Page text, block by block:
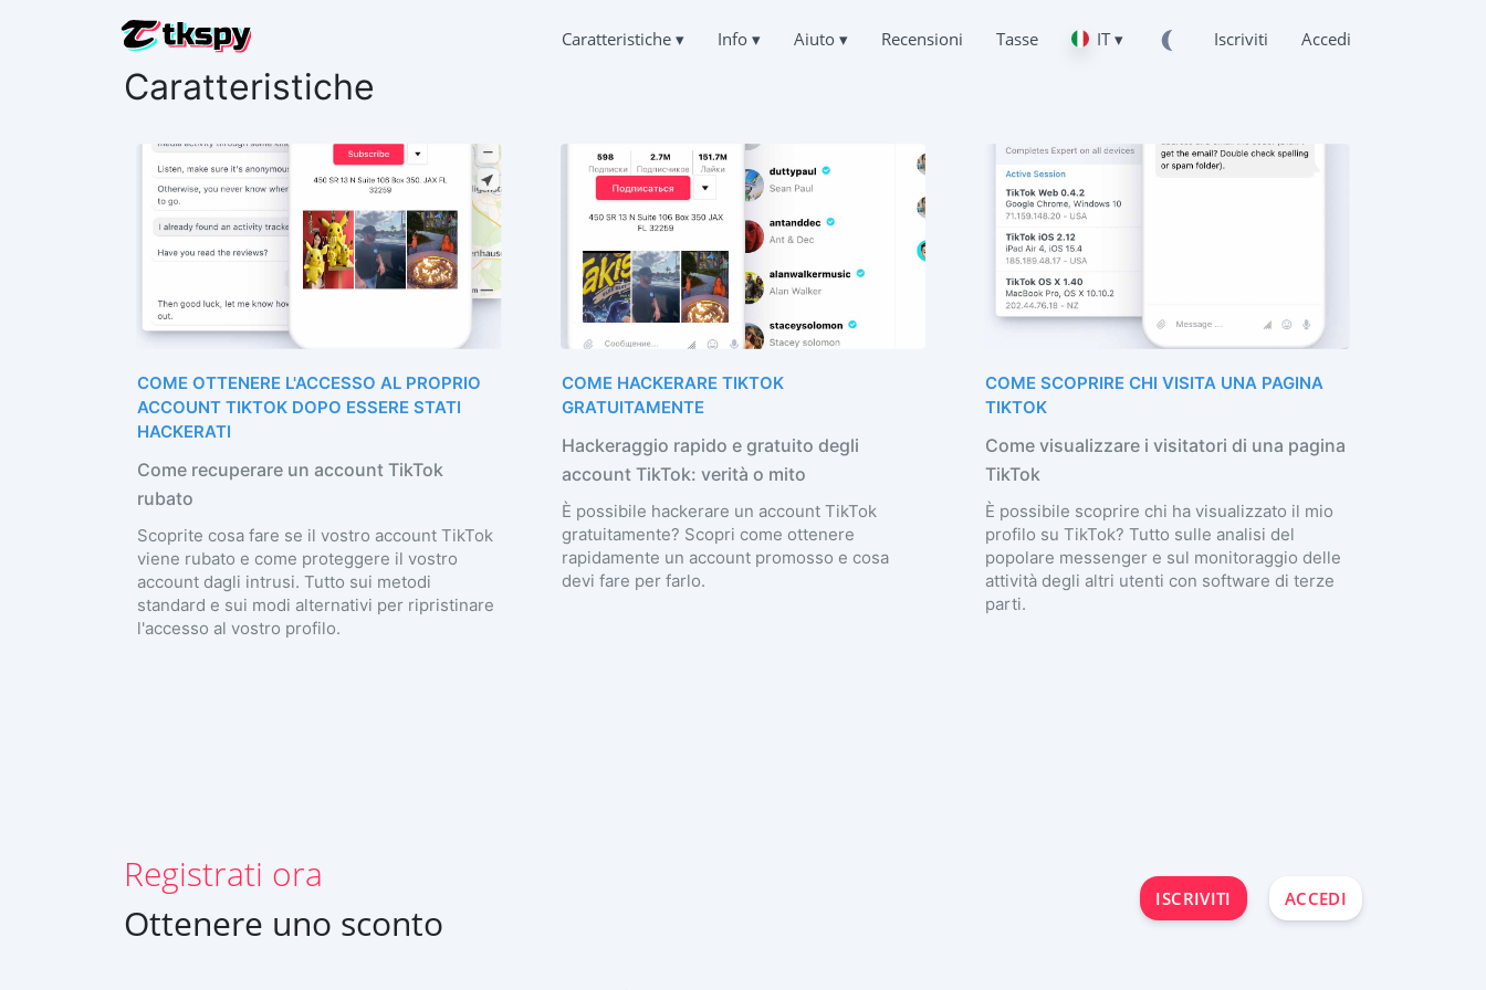
Caratteristiche ▾ Info ▾ Aiuto ▾ Recensioni Tasse IT ▾ Iscriviti Accedi
RIPRISTINARE TIKTOK
Recuperare le chat cancellate online
TRACCIA LA POSIZIONE SU TIKTOK
Scoprire dove si trova una persona
TRACCIA TIKTOK
Aggiungere altri abbonati
SUPPORTO
Sempre in linea e felice di rispondere
TESTIMONIANZE
Richieste e commenti
CONDIZIONI DI UTILIZZO
POLITICA SUI COOKIE
PROGRAMMA DI AFFILIAZIONE
CARATTERISTICHE
Come hackerare TikTok gratuitamente
Come scoprire chi accede alla vostra pagina TikTok
Français
日本
Portuguese (Brazil)
Хинди हिन्दी
English
Türkçe
Caratteristiche
COME OTTENERE L'ACCESSO AL PROPRIO
ACCOUNT TIKTOK DOPO ESSERE STATI
HACKERATI
Come recuperare un account TikTok
rubato
Scoprite cosa fare se il vostro account TikTok
viene rubato e come proteggere il vostro
account dagli intrusi. Tutto sui metodi
standard e sui modi alternativi per ripristinare
l'accesso al vostro profilo.
COME HACKERARE TIKTOK
GRATUITAMENTE
Hackeraggio rapido e gratuito degli
account TikTok: verità o mito
È possibile hackerare un account TikTok
gratuitamente? Scopri come ottenere
rapidamente un account promosso e cosa
devi fare per farlo.
COME SCOPRIRE CHI VISITA UNA PAGINA
TIKTOK
Come visualizzare i visitatori di una pagina
TikTok
È possibile scoprire chi ha visualizzato il mio
profilo su TikTok? Tutto sulle analisi del
popolare messenger e sul monitoraggio delle
attività degli altri utenti con software di terze
parti.
Registrati ora
Ottenere uno sconto
ISCRIVITI ACCEDI
日本
Portuguese (Brazil)
Хинди हिन्दी